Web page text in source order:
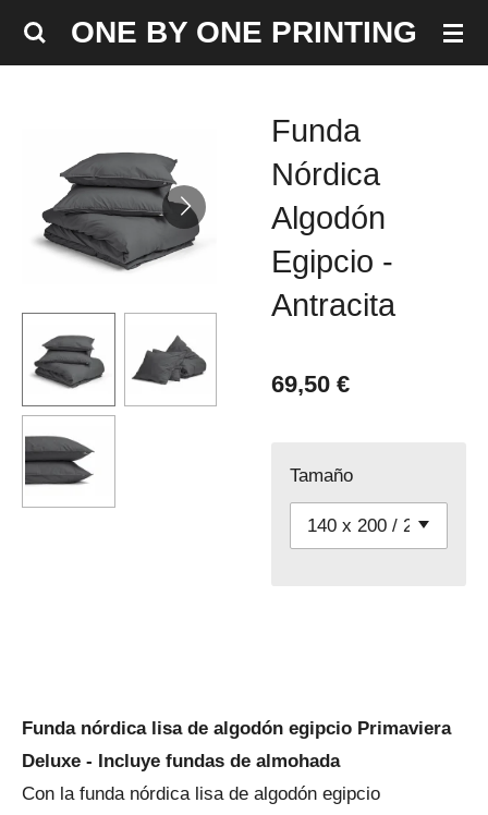
ONE BY ONE PRINTING
Funda
Nórdica
Algodón
Egipcio -
Antracita
69,50 €
Tamaño
Funda nórdica lisa de algodón egipcio Primaviera
Deluxe - Incluye fundas de almohada
Con la funda nórdica lisa de algodón egipcio